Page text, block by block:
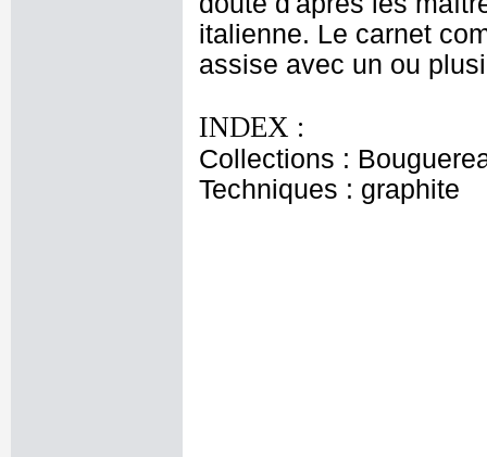
italienne. Le carnet
assise avec un ou
INDEX :
Collections :
Techniques : graphite